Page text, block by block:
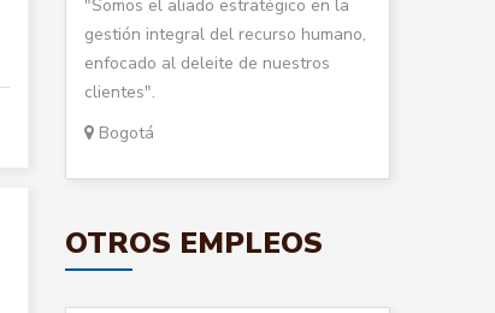
"Somos el aliado estratégico en la
gestión integral del recurso humano,
enfocado al deleite de nuestros
clientes".
Bogotá
OTROS EMPLEOS